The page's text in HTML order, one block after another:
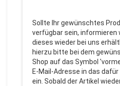
Sollte Ihr gewünschtes
verfügbar sein, informieren
dieses wieder bei uns
hierzu bitte bei dem
Shop auf das Symbol
E-Mail-Adresse in das
ein. Sobald der Artikel